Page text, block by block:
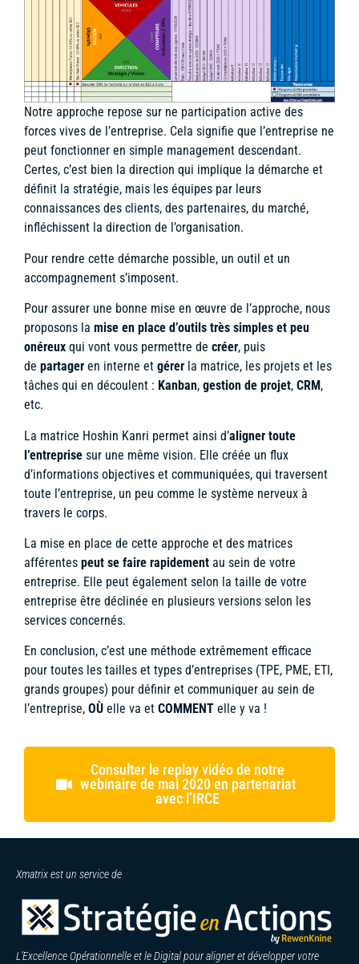
Notre approche repose sur ne participation active des
forces vives de l’entreprise. Cela signifie que l’entreprise ne
peut fonctionner en simple management descendant.
Certes, c’est bien la direction qui implique la démarche et
définit la stratégie, mais les équipes par leurs
connaissances des clients, des partenaires, du marché,
infléchissent la direction de l’organisation.
Pour rendre cette démarche possible, un outil et un
accompagnement s’imposent.
Pour assurer une bonne mise en œuvre de l’approche, nous
proposons la mise en place d’outils très simples et peu
onéreux qui vont vous permettre de créer, puis
de partager en interne et gérer la matrice, les projets et les
tâches qui en découlent : Kanban, gestion de projet, CRM ,
etc.
La matrice Hoshin Kanri permet ainsi d’aligner toute
l’entreprise sur une même vision. Elle créée un flux
d’informations objectives et communiquées, qui traversent
toute l’entreprise, un peu comme le système nerveux à
travers le corps.
La mise en place de cette approche et des matrices
afférentes peut se faire rapidement au sein de votre
entreprise. Elle peut également selon la taille de votre
entreprise être déclinée en plusieurs versions selon les
services concernés.
En conclusion, c’est une méthode extrêmement efficace
pour toutes les tailles et types d’entreprises (TPE, PME, ETI,
grands groupes) pour définir et communiquer au sein de
l’entreprise, OÙ elle va et COMMENT elle y va !
Consulter le replay vidéo de notre
webinaire de mai 2020 en partenariat
avec l’IRCE
Xmatrix est un service de
L’Excellence Opérationnelle et le Digital pour aligner et développer votre